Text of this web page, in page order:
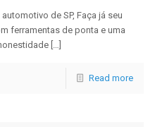
de SP, Faça já seu
ferramentas de ponta e uma
[…]
Read more